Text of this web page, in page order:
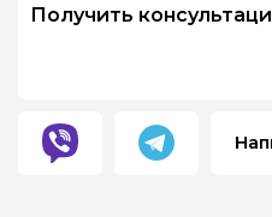
Получить